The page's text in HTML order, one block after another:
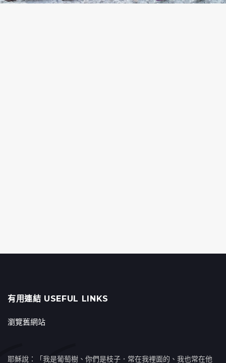
有用連結 USEFUL LINKS
瀏覽舊網站
耶穌說：「我是葡萄樹、你們是枝子．常在我裡面的、我也常在他